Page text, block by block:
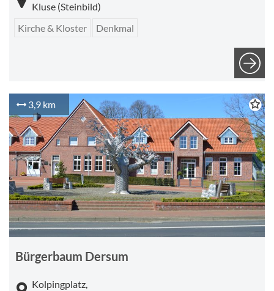
Kluse (Steinbild)
Kirche & Kloster
Denkmal
3,9 km
Bürgerbaum Dersum
Kolpingplatz,